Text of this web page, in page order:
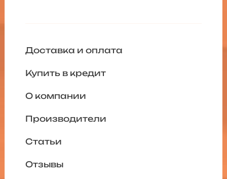
Доставка и оплата
Купить в кредит
О компании
Производители
Статьи
Отзывы